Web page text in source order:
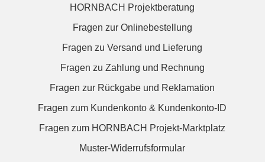
HORNBACH Projektberatung
Fragen zur Onlinebestellung
Fragen zu Versand und Lieferung
Fragen zu Zahlung und Rechnung
Fragen zur Rückgabe und Reklamation
Fragen zum Kundenkonto & Kundenkonto-ID
Fragen zum HORNBACH Projekt-Marktplatz
Muster-Widerrufsformular